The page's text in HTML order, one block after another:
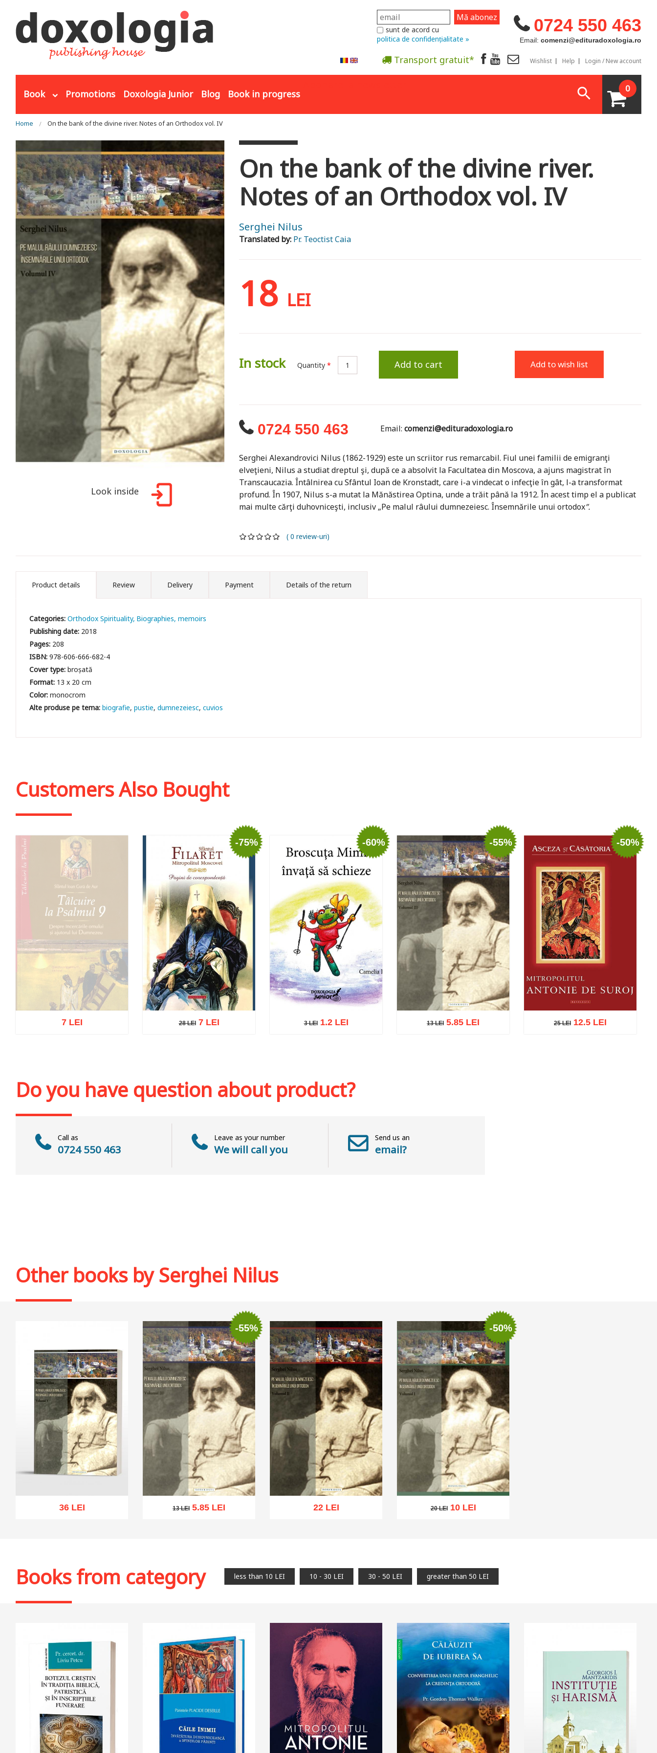
0724 550 463
Email: comenzi@edituradoxologia.ro
sunt de acord cu
politica de confidențialitate »
Transport gratuit* Wishlist Help Login / New account
Book Promotions Doxologia Junior Blog Book in progress 0
You are here
Home On the bank of the divine river. Notes of an Orthodox vol. IV
Look inside
On the bank of the divine river.
Notes of an Orthodox vol. IV
Serghei Nilus
Translated by: Pr. Teoctist Caia
18 LEI
In stock Quantity * Add to cart Add to wish list
0724 550 463 Email:comenzi@edituradoxologia.ro
Serghei Alexandrovici Nilus (1862-1929) este un scriitor rus remarcabil. Fiul unei familii de emigranţi
elveţieni, Nilus a studiat dreptul şi, după ce a absolvit la Facultatea din Moscova, a ajuns magistrat în
Transcaucazia. Întâlnirea cu Sfântul Ioan de Kronstadt, care i-a vindecat o infecţie în gât, l-a transformat
profund. În 1907, Nilus s-a mutat la Mănăstirea Optina, unde a trăit până la 1912. În acest timp el a publicat
mai multe cărţi duhovniceşti, inclusiv „Pe malul râului dumnezeiesc. Însemnările unui ortodox”.
( 0 review-uri)
Product details Review Delivery Payment Details of the return
Categories:Orthodox Spirituality Biographies, memoirs
Publishing date: 2018
Pages: 208
ISBN:978-606-666-682-4
Cover type:broșată
Format: 13 x 20 cm
Color:monocrom
biografie pustie dumnezeiesc cuvios
Customers Also Bought
7 LEI
-75%
28 LEI
28 LEI7 LEI
-60%
3 LEI
3 LEI1.2 LEI
-55%
13 LEI 5.85 LEI
-50%
25 LEI
25 LEI 12.5 LEI
Do you have question about product?
Call as
0724 550 463
Leave as your number
We will call you
Send us an
email?
Other books bySerghei Nilus
36 LEI
-55%
13 LEI 5.85 LEI 22 LEI
-50%
20 LEI10 LEI
Books from category less than 10 LEI 10 - 30 LEI 30 - 50 LEI greater than 50 LEI